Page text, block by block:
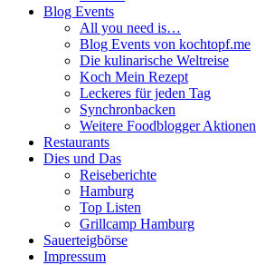
Blog Events
All you need is…
Blog Events von kochtopf.me
Die kulinarische Weltreise
Koch Mein Rezept
Leckeres für jeden Tag
Synchronbacken
Weitere Foodblogger Aktionen
Restaurants
Dies und Das
Reiseberichte
Hamburg
Top Listen
Grillcamp Hamburg
Sauerteigbörse
Impressum